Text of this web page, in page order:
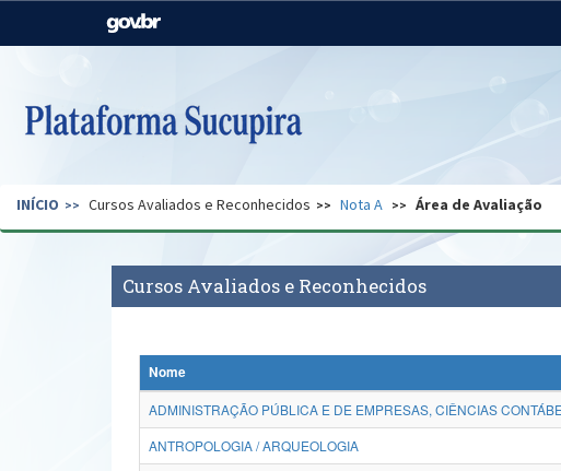
Casa Civil
Pecuária e Abastecimento
Secretaria de Governo Gabinete de Segurança
INÍCIO Cursos Avaliados e Reconhecidos Nota A Área de Avaliação
Cursos Avaliados e Reconhecidos
Nome
ADMINISTRAÇÃO PÚBLICA E DE EMPRESAS, CIÊNCIAS
ANTROPOLOGIA / ARQUEOLOGIA